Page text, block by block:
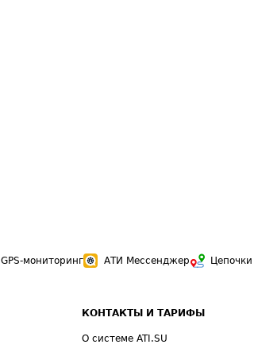
GPS-мониторинг АТИ Мессенджер Цепочки
КОНТАКТЫ И ТАРИФЫ
О системе ATI.SU